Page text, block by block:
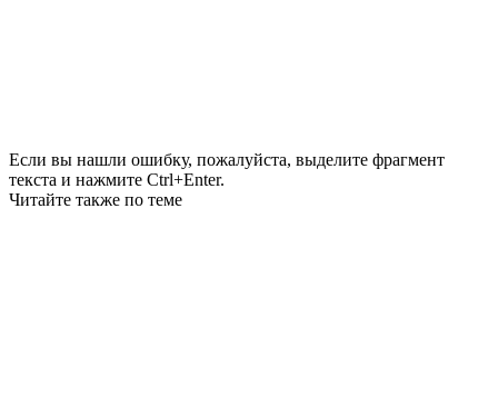
Если вы нашли ошибку, пожалуйста, выделите фрагмент
текста и нажмите Ctrl+Enter.
Читайте также по теме